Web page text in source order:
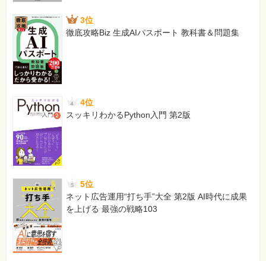
3位
徹底攻略Biz 生成AIパスポート 教科書＆問題集
4位
スッキリわかるPython入門 第2版
5位
ネット広告運用“打ち手”大全 第2版 AI時代に成果
を上げる 最強の戦略103